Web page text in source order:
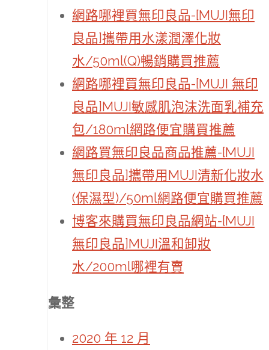
網路哪裡買無印良品-[MUJI無印
良品]攜帶用水漾潤澤化妝
水/50ml(Q)暢銷購買推薦
網路哪裡買無印良品-[MUJI 無印
良品]MUJI敏感肌泡沫洗面乳補充
包/180ml網路便宜購買推薦
網路買無印良品商品推薦-[MUJI
無印良品]攜帶用MUJI清新化妝水
(保濕型)/50ml網路便宜購買推薦
博客來購買無印良品網站-[MUJI
無印良品]MUJI溫和卸妝
水/200ml哪裡有賣
彙整
2020 年 12 月